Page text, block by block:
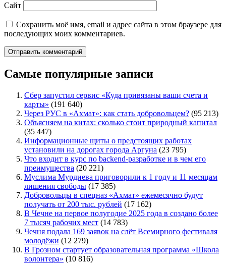
Сайт
Сохранить моё имя, email и адрес сайта в этом браузере для
последующих моих комментариев.
Самые популярные записи
Сбер запустил сервис «Куда привязаны ваши счета и
карты» (191 640)
Через РУС в «Ахмат»: как стать добровольцем? (95 213)
Объясняем на китах: сколько стоит природный капитал
(35 447)
Информационные щиты о предстоящих работах
установили на дорогах города Аргуна (23 795)
Что входит в курс по backend-разработке и в чем его
преимущества (20 221)
Муслима Мурдиева приговорили к 1 году и 11 месяцам
лишения свободы (17 385)
Добровольцы в спецназ «Ахмат» ежемесячно будут
получать от 200 тыс. рублей (17 162)
В Чечне на первое полугодие 2025 года в создано более
7 тысяч рабочих мест (14 783)
Чечня подала 169 заявок на слёт Всемирного фестиваля
молодёжи (12 279)
В Грозном стартует образовательная программа «Школа
волонтера» (10 816)